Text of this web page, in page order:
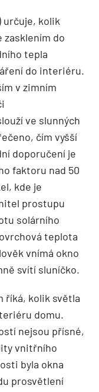
určuje, kolik
do
tepla
do interiéru.
v zimním
ve slunných
čím vyšší
doporučení je
faktoru nad 50
kde je
prostupu
solárního
teplota
vnímá okno
svítí sluníčko.
říká, kolik světla
domu.
nejsou přísné,
vnitřního
byla okna
prosvětlení